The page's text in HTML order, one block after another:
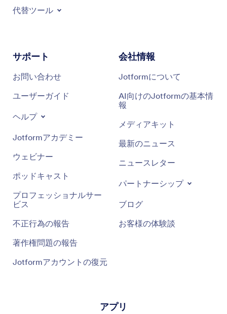
代替ツール
サポート
お問い合わせ
ユーザーガイド
ヘルプ
Jotformアカデミー
ウェビナー
ポッドキャスト
プロフェッショナルサー
ビス
不正行為の報告
著作権問題の報告
Jotformアカウントの復元
会社情報
Jotformについて
AI向けのJotformの基本情
報
メディアキット
最新のニュース
ニュースレター
パートナーシップ
ブログ
お客様の体験談
アプリ